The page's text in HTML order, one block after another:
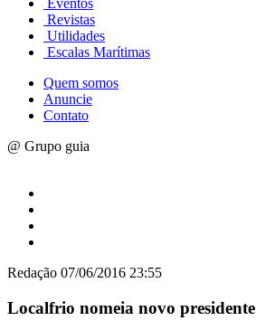
Eventos
Revistas
Utilidades
Escalas Marítimas
Quem somos
Anuncie
Contato
@ Grupo guia
Redação 07/06/2016 23:55
Localfrio nomeia novo presidente